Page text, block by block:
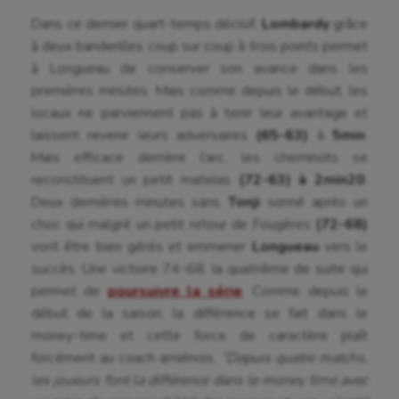
Fitness
Flag football
Football américain
Golf
Gymnastique
Gymnastique rythmique
Haltérophilie
Hippisme
Dans ce dernier quart-temps décisif, Lombardygrâce
à deux banderilles coup sur coup à trois points permet
à Longueau de conserver son avance dans les
premières minutes. Mais comme depuis le début, les
locaux ne parviennent pas à tenir leur avantage et
laissent revenir leurs adversaires (65-63) à 5min
Mais efficace derrière l’arc, les cheminots se
reconstituent un petit matelas
(72-63) à 2min20
Deux dernières minutes sans
Tonji sonné après un
choc qui malgré un petit retour de Fougères (72-68)
vont être bien gérés et emmener Longueauvers le
succès. Une victoire 74-68, la quatrième de suite qui
permet depoursuivre la série . Comme depuis le
début de la saison, la différence se fait dans le
money-time et cette force de caractère plaît
forcément au coach amiénois.
“Depuis quatre matchs,
les joueurs font la différence dans le money time avec